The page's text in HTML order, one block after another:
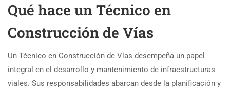
Qué hace un Técnico en
Construcción de Vías
Un Técnico en Construcción de Vías desempeña un papel
integral en el desarrollo y mantenimiento de infraestructuras
viales. Sus responsabilidades abarcan desde la planificación y